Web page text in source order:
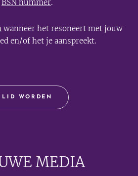
BSN nummer.
wanneer het resoneert met jouw
en/of het je aanspreekt.
LID WORDEN
MEDIA🟣